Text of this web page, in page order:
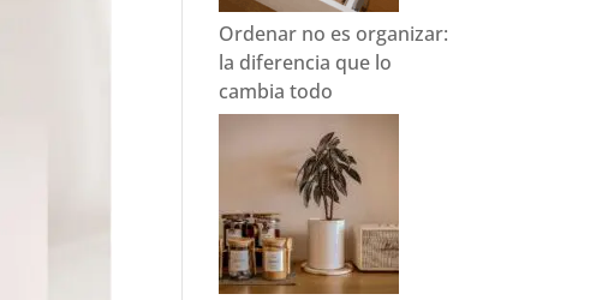
Ordenar no es organizar:
la diferencia que lo
cambia todo